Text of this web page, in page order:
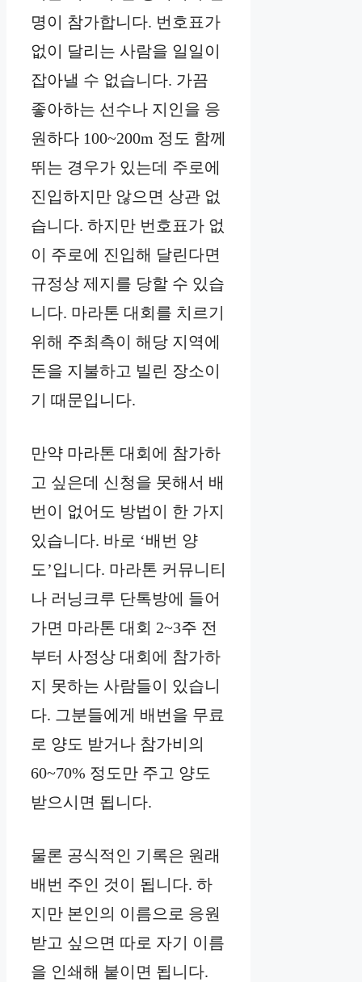
명이 참가합니다. 번호표가
없이 달리는 사람을 일일이
잡아낼 수 없습니다. 가끔
좋아하는 선수나 지인을 응
원하다 100~200m 정도 함께
뛰는 경우가 있는데 주로에
진입하지만 않으면 상관 없
습니다. 하지만 번호표가 없
이 주로에 진입해 달린다면
규정상 제지를 당할 수 있습
니다. 마라톤 대회를 치르기
위해 주최측이 해당 지역에
돈을 지불하고 빌린 장소이
기 때문입니다.
만약 마라톤 대회에 참가하
고 싶은데 신청을 못해서 배
번이 없어도 방법이 한 가지
있습니다. 바로 ‘배번 양
도’입니다. 마라톤 커뮤니티
나 러닝크루 단톡방에 들어
가면 마라톤 대회 2~3주 전
부터 사정상 대회에 참가하
지 못하는 사람들이 있습니
다. 그분들에게 배번을 무료
로 양도 받거나 참가비의
60~70% 정도만 주고 양도
받으시면 됩니다.
물론 공식적인 기록은 원래
배번 주인 것이 됩니다. 하
지만 본인의 이름으로 응원
받고 싶으면 따로 자기 이름
을 인쇄해 붙이면 됩니다.